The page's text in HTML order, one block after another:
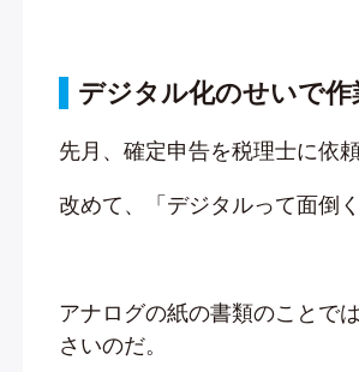
デジタル化のせいで
先月、確定申告を税理士に依
改めて、「デジタルって面倒
アナログの紙の書類のことで
さいのだ。